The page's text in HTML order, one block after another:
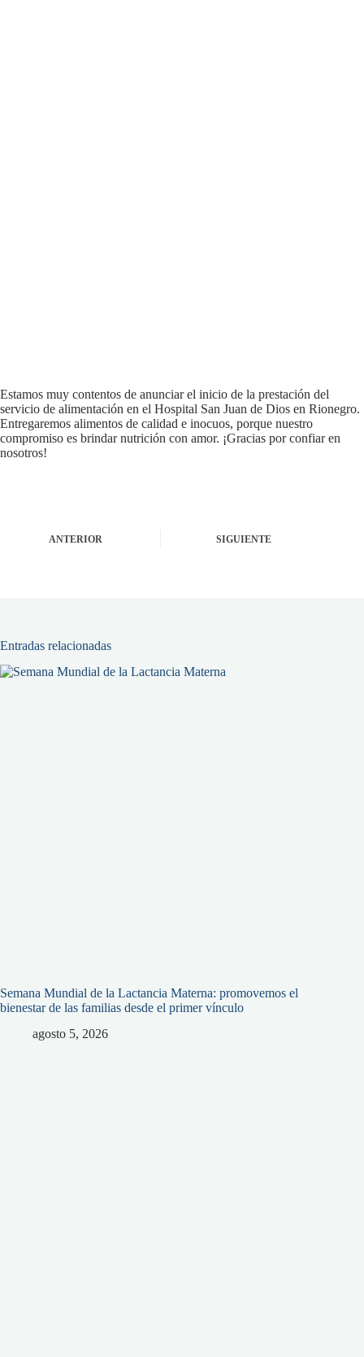
Estamos muy contentos de anunciar el inicio de la prestación del
servicio de alimentación en el Hospital San Juan de Dios en Rionegro.
Entregaremos alimentos de calidad e inocuos, porque nuestro
compromiso es brindar nutrición con amor. ¡Gracias por confiar en
nosotros!
ANTERIOR SIGUIENTE
Entradas relacionadas
Semana Mundial de la Lactancia Materna: promovemos el
bienestar de las familias desde el primer vínculo
agosto 5, 2026